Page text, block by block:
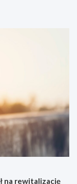
na rewitalizację